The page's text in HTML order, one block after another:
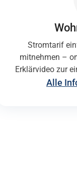
Stromtarif
mitnehmen –
Erklärvideo zur
Alle